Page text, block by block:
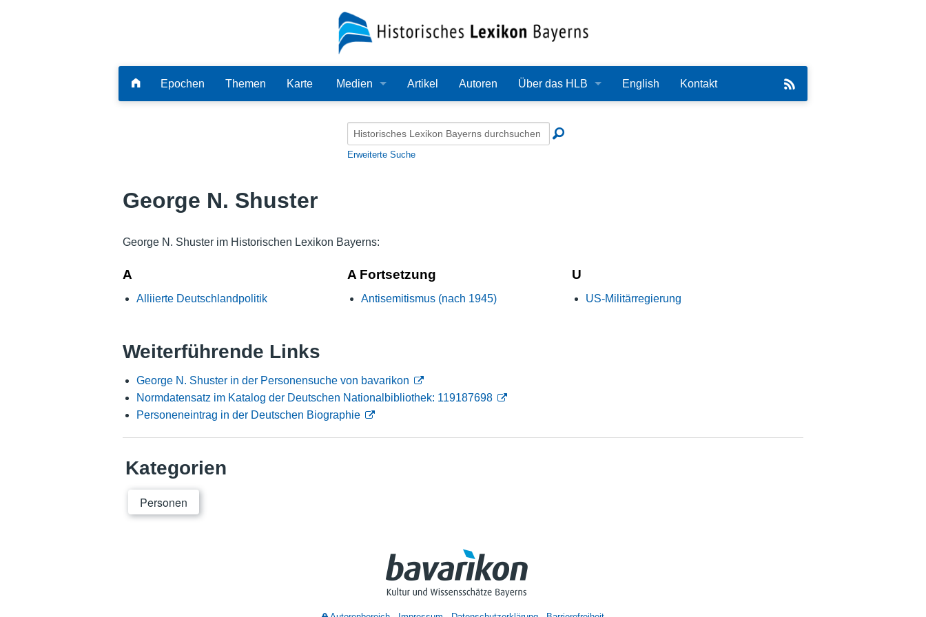
Epochen Themen Karte Medien
Audio
Alle Dateien
Artikel Autoren Über das HLB
Redaktion
Zehn Jahre HLB
Häufige Fragen
English Kontakt
Erweiterte Suche
George N. Shuster
George N. Shuster im Historischen Lexikon Bayerns:
A
Alliierte Deutschlandpolitik
A Fortsetzung
Antisemitismus (nach 1945)
U
US-Militärregierung
Weiterführende Links
George N. Shuster in der Personensuche von bavarikon
Normdatensatz im Katalog der Deutschen Nationalbibliothek: 119187698
Personeneintrag in der Deutschen Biographie
Kategorien
Personen